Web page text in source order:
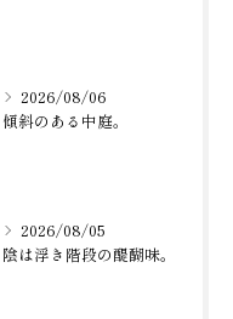
2026/08/06
傾斜のある中庭。
2026/08/05
陰は浮き階段の醍醐味。